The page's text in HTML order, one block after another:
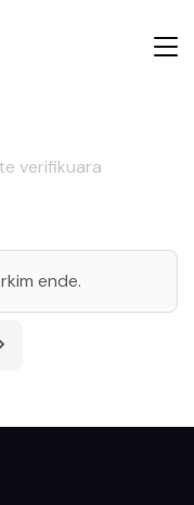
verifikuara
ende.